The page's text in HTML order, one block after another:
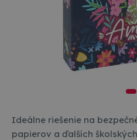
Ideálne riešenie na
papierov a ďalších